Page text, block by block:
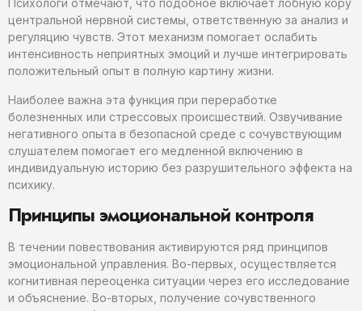
Психологи отмечают, что подобное включает лобную кору
центральной нервной системы, ответственную за анализ и
регуляцию чувств. Этот механизм помогает ослабить
интенсивность неприятных эмоций и лучше интегрировать
положительный опыт в полную картину жизни.
Наиболее важна эта функция при переработке
болезненных или стрессовых происшествий. Озвучивание
негативного опыта в безопасной среде с сочувствующим
слушателем помогает его медленной включению в
индивидуальную историю без разрушительного эффекта на
психику.
Принципы эмоциональной контроля
В течении повествования активируются ряд принципов
эмоциональной управления. Во-первых, осуществляется
когнитивная переоценка ситуации через его исследование
и объяснение. Во-вторых, получение сочувственного